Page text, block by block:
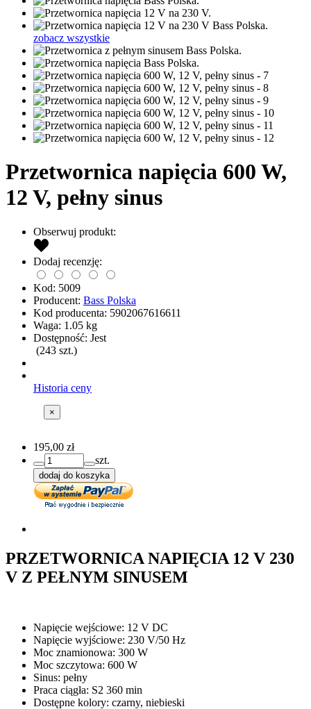
zobacz wszystkie
Przetwornica napięcia 600 W,
12 V, pełny sinus
Obserwuj produkt:
Dodaj recenzję:
Kod: 5009
Producent: Bass Polska
Kod producenta: 5902067616611
Waga: 1.05 kg
Dostępność: Jest
(243 szt.)
Historia ceny
×
195,00 zł
szt.
dodaj do koszyka
PRZETWORNICA NAPIĘCIA 12 V 230
V Z PEŁNYM SINUSEM
Napięcie wejściowe: 12 V DC
Napięcie wyjściowe: 230 V/50 Hz
Moc znamionowa: 300 W
Moc szczytowa: 600 W
Sinus: pełny
Praca ciągła: S2 360 min
Dostępne kolory: czarny, niebieski